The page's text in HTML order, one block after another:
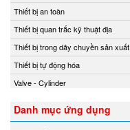
Thiết bị an toàn
Thiết bị quan trắc kỹ thuật địa
Thiết bị trong dây chuyền sản xuất
Thiết bị tự động hóa
Valve - Cylinder
Danh mục ứng dụng